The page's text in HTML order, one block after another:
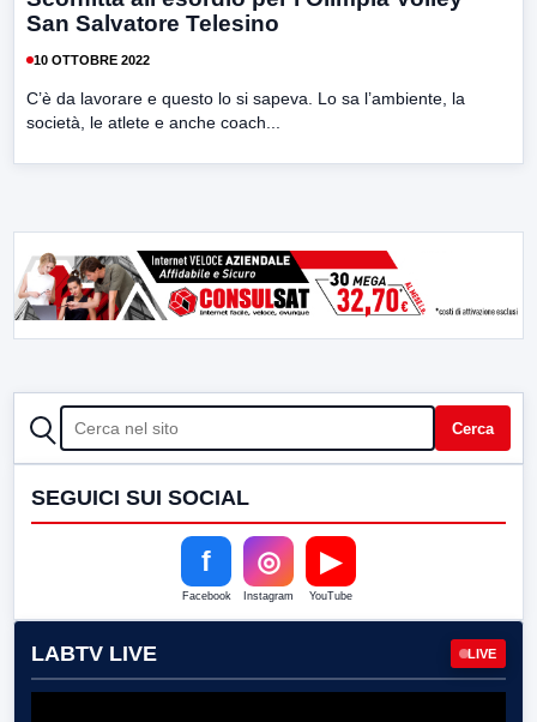
San Salvatore Telesino
10 OTTOBRE 2022
C’è da lavorare e questo lo si sapeva. Lo sa l’ambiente, la
società, le atlete e anche coach...
CERCA Cerca
SEGUICI SUI SOCIAL
f
Facebook
◎
Instagram
▶
YouTube
LABTV LIVE LIVE